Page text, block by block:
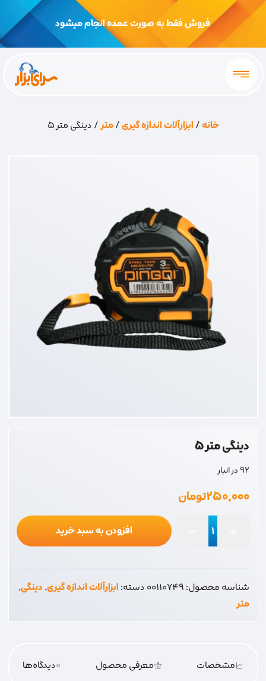
فروش فقط به صورت عمده انجام میشود
خانه/ابزارآلات اندازه گیری/متر/ دینگی متر 5
دینگی متر 5
92 در انبار
۲۵۰,۰۰۰تومان
عدد
افزودن به سبد خرید
شناسه محصول:00110749دسته:ابزارآلات اندازه گیری,دینگی,
متر
مشخصات معرفی محصول 0دیدگاه‌‌ها